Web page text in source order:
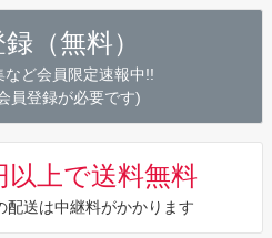
（無料）
など会員限定速報中!!
員登録が必要です)
以上で送料無料
送は中継料がかかります